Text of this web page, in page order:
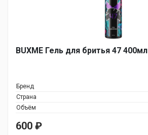
BUXME Гель для бритья 47 400мл
Бренд
Страна
Объём
600 ₽